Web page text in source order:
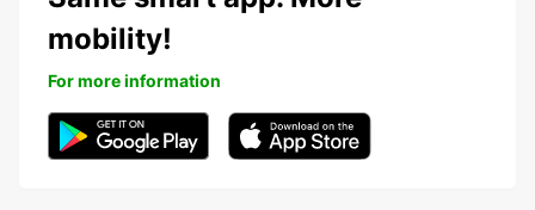
mobility!
For more information